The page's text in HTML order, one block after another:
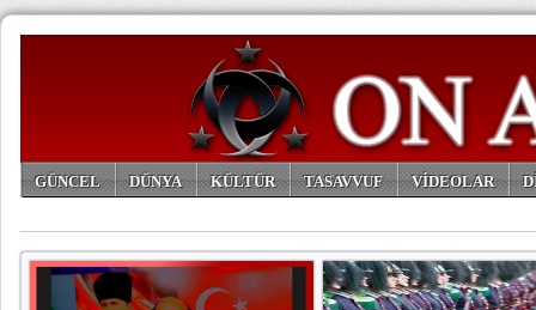
GÜNCEL DÜNYA KÜLTÜR TASAVVUF VİDEOLAR